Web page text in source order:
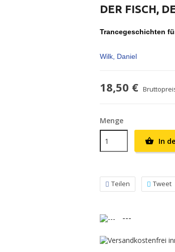
DER FISCH,
Trancegeschichten
Wilk, Daniel
18,50 €
Menge
 In
Teilen Tweet
---